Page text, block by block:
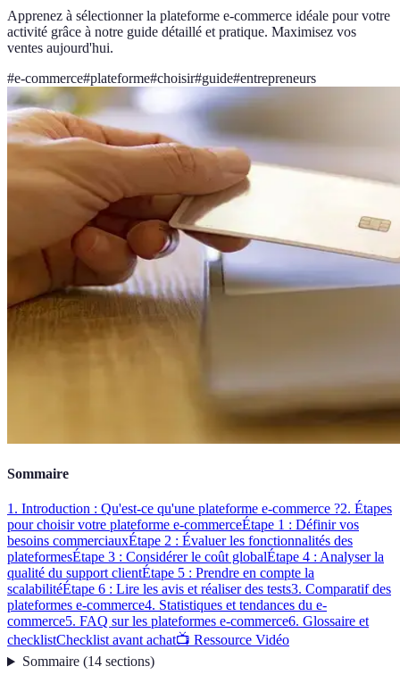
Apprenez à sélectionner la plateforme e-commerce idéale pour votre
activité grâce à notre guide détaillé et pratique. Maximisez vos
ventes aujourd'hui.
#e-commerce#plateforme#choisir#guide#entrepreneurs
Sommaire
1. Introduction : Qu'est-ce qu'une plateforme e-commerce ?2. Étapes
pour choisir votre plateforme e-commerceÉtape 1 : Définir vos
besoins commerciauxÉtape 2 : Évaluer les fonctionnalités des
plateformesÉtape 3 : Considérer le coût globalÉtape 4 : Analyser la
qualité du support clientÉtape 5 : Prendre en compte la
scalabilitéÉtape 6 : Lire les avis et réaliser des tests3. Comparatif des
plateformes e-commerce4. Statistiques et tendances du e-
commerce5. FAQ sur les plateformes e-commerce6. Glossaire et
checklistChecklist avant achat📺 Ressource Vidéo
Sommaire(14 sections)